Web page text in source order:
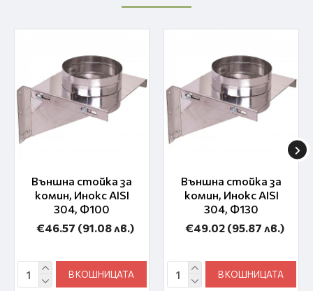
Външна стойка за
комин, Инокс AISI
304, Ф100
€46.57 (91.08 лв.)
В КОШНИЦАТА
Външна стойка за
комин, Инокс AISI
304, Ф130
€49.02 (95.87 лв.)
В КОШНИЦАТА